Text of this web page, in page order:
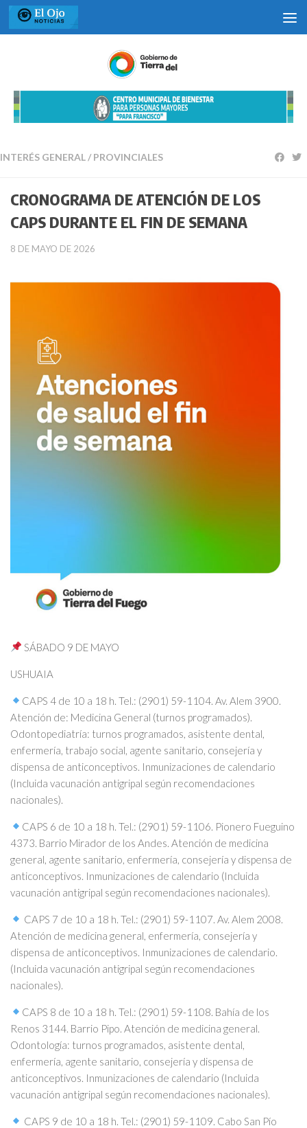
Saltar al contenido
INTERÉS GENERAL/ PROVINCIALES
CRONOGRAMA DE ATENCIÓN DE LOS
CAPS DURANTE EL FIN DE SEMANA
8 DE MAYO DE 2026
SÁBADO 9 DE MAYO
USHUAIA
CAPS 4 de 10 a 18 h. Tel.: (2901) 59-1104. Av. Alem 3900.
Atención de: Medicina General (turnos programados).
Odontopediatría: turnos programados, asistente dental,
enfermería, trabajo social, agente sanitario, consejería y
dispensa de anticonceptivos. Inmunizaciones de calendario
(Incluida vacunación antigripal según recomendaciones
nacionales).
CAPS 6 de 10 a 18 h. Tel.: (2901) 59-1106. Pionero Fueguino
4373. Barrio Mirador de los Andes. Atención de medicina
general, agente sanitario, enfermería, consejería y dispensa de
anticonceptivos. Inmunizaciones de calendario (Incluida
vacunación antigripal según recomendaciones nacionales).
CAPS 7 de 10 a 18 h. Tel.: (2901) 59-1107. Av. Alem 2008.
Atención de medicina general, enfermería, consejería y
dispensa de anticonceptivos. Inmunizaciones de calendario.
(Incluida vacunación antigripal según recomendaciones
nacionales).
CAPS 8 de 10 a 18 h. Tel.: (2901) 59-1108. Bahía de los
Renos 3144. Barrio Pipo. Atención de medicina general.
Odontología: turnos programados, asistente dental,
enfermería, agente sanitario, consejería y dispensa de
anticonceptivos. Inmunizaciones de calendario (Incluida
vacunación antigripal según recomendaciones nacionales).
CAPS 9 de 10 a 18 h. Tel.: (2901) 59-1109. Cabo San Pío